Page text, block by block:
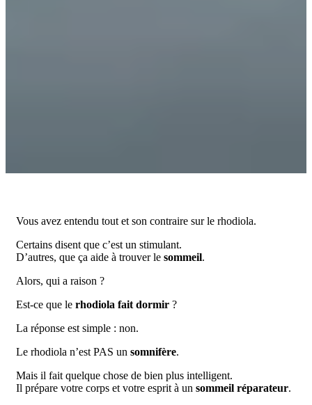
Vous avez entendu tout et son contraire sur le rhodiola.
Certains disent que c’est un stimulant.
D’autres, que ça aide à trouver le sommeil.
Alors, qui a raison ?
Est-ce que le rhodiola fait dormir ?
La réponse est simple : non.
Le rhodiola n’est PAS un somnifère.
Mais il fait quelque chose de bien plus intelligent.
Il prépare votre corps et votre esprit à un sommeil réparateur.